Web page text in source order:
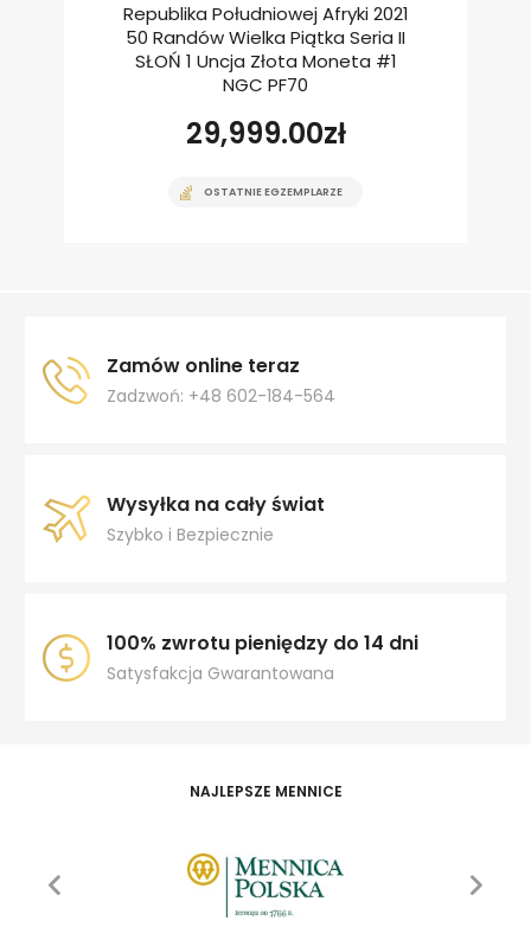
Republika Południowej Afryki 2021
50 Randów Wielka Piątka Seria II
SŁOŃ 1 Uncja Złota Moneta #1
NGC PF70
29,999.00zł
OSTATNIE EGZEMPLARZE
Zamów online teraz
Zadzwoń: +48 602-184-564
Wysyłka na cały świat
Szybko i Bezpiecznie
100% zwrotu pieniędzy do 14 dni
Satysfakcja Gwarantowana
NAJLEPSZE MENNICE